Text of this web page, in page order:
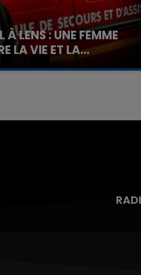
À LENS : UNE FEMME
LA VIE ET LA...
par le feu après avoir